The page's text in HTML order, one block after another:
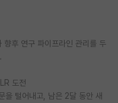
향후 연구 파이프라인 관리를 두
도전
을 털어내고, 남은 2달 동안 새